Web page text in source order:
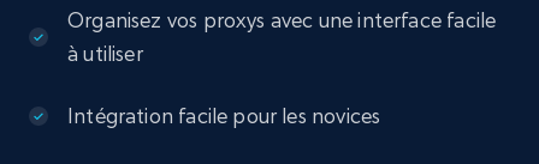
Organisez vos proxys avec une interface facile
à utiliser
Intégration facile pour les novices